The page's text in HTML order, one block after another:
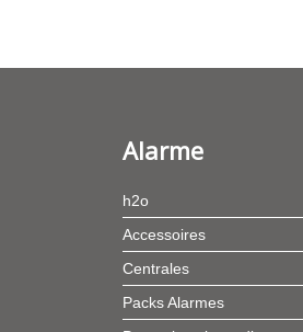
Alarme
h2o
Accessoires
Centrales
Packs Alarmes